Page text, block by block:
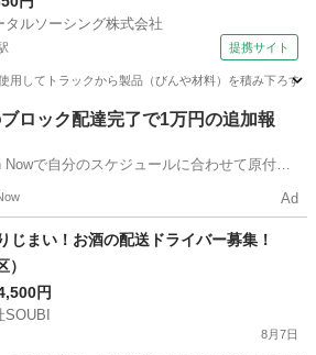
タルソーシング株式会社
提携サイト
用してトラックから製品（びんや材料）を積み下ろす
駅 ドライバー
ロック配達完了で1万円の追加報
Nowで自分のスケジュールに合わせて原付や
Ad
じまい！お酒の配送ドライバー募集！
）
円
8月7日